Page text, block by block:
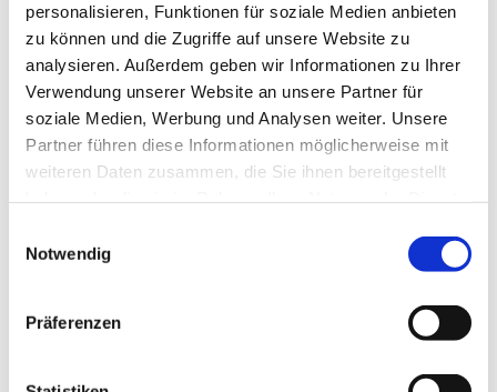
personalisieren, Funktionen für soziale Medien anbieten
zu können und die Zugriffe auf unsere Website zu
analysieren. Außerdem geben wir Informationen zu Ihrer
Verwendung unserer Website an unsere Partner für
soziale Medien, Werbung und Analysen weiter. Unsere
Partner führen diese Informationen möglicherweise mit
weiteren Daten zusammen, die Sie ihnen bereitgestellt
Notwendig
Präferenzen
Mittwoch, 5. Mai 2027, 15:00 - 17:00
Uhr
Bergkirchener Str. 465, 32549 Bad